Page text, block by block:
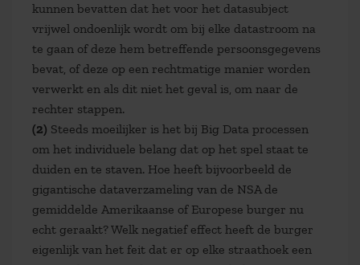
kunnen bevatten dat het voor het datasubject
vrijwel ondoenlijk wordt om bij elke datastroom na
te gaan of deze hem betreffende persoonsgegevens
bevat, of deze op een rechtmatige manier worden
verwerkt en als dit niet het geval is, om naar de
rechter stappen.
(2) Steeds moeilijker is het bij Big Data processen
om het individuele belang dat op het spel staat te
duiden en te staven. Hoe heeft bijvoorbeeld de
gigantische dataverzameling van de NSA de
gemiddelde Amerikaanse of Europese burger nu
echt geraakt? Welk negatief effect heeft de burger
eigenlijk van het feit dat er op elke straathoek een